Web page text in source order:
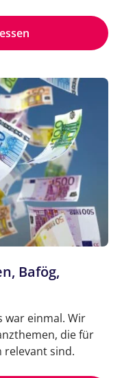
Bafög,
war einmal. Wir
die für
relevant sind.